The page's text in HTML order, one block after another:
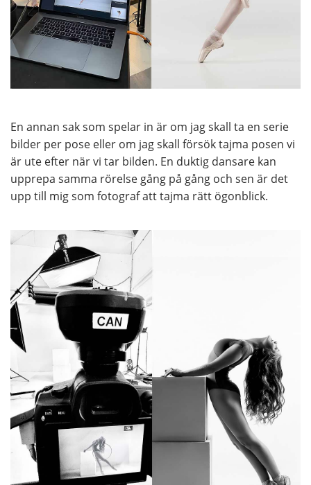
En annan sak som spelar in är om jag skall ta en serie
bilder per pose eller om jag skall försök tajma posen vi
är ute efter när vi tar bilden. En duktig dansare kan
upprepa samma rörelse gång på gång och sen är det
upp till mig som fotograf att tajma rätt ögonblick.